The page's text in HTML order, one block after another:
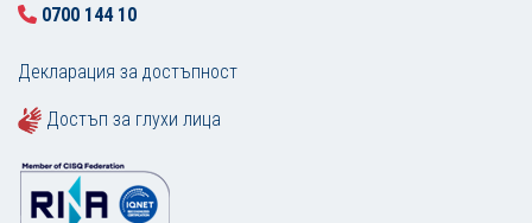
0700 144 10
Декларация за достъпност
Достъп за глухи лица